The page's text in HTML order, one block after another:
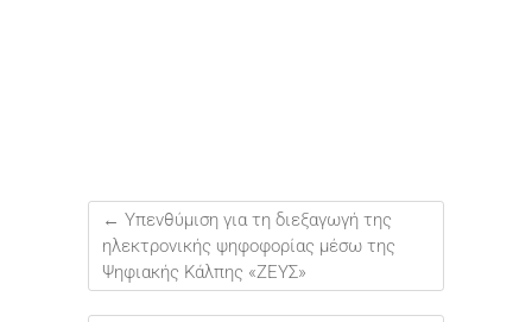
← Υπενθύμιση για τη διεξαγωγή της
ηλεκτρονικής ψηφοφορίας μέσω της
Ψηφιακής Κάλπης «ΖΕΥΣ»